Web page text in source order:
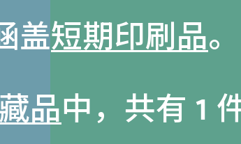
盖短期印刷品。
品中，共有 1